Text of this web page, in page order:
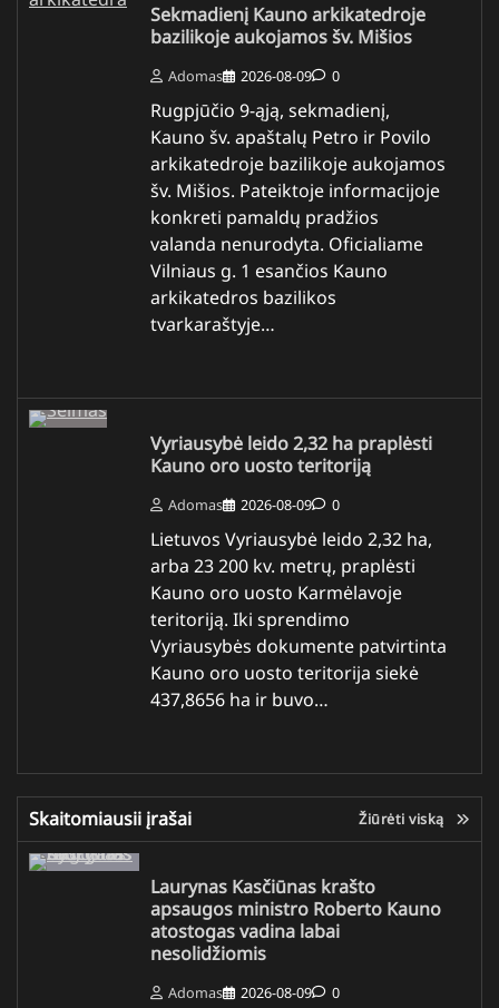
Sekmadienį Kauno arkikatedroje
bazilikoje aukojamos šv. Mišios
Adomas 2026-08-09 0
Rugpjūčio 9-ąją, sekmadienį,
Kauno šv. apaštalų Petro ir Povilo
arkikatedroje bazilikoje aukojamos
šv. Mišios. Pateiktoje informacijoje
konkreti pamaldų pradžios
valanda nenurodyta. Oficialiame
Vilniaus g. 1 esančios Kauno
arkikatedros bazilikos
tvarkaraštyje…
Vyriausybė leido 2,32 ha praplėsti
Kauno oro uosto teritoriją
Adomas 2026-08-09 0
Lietuvos Vyriausybė leido 2,32 ha,
arba 23 200 kv. metrų, praplėsti
Kauno oro uosto Karmėlavoje
teritoriją. Iki sprendimo
Vyriausybės dokumente patvirtinta
Kauno oro uosto teritorija siekė
437,8656 ha ir buvo…
Skaitomiausii įrašai Žiūrėti viską
Laurynas Kasčiūnas krašto
apsaugos ministro Roberto Kauno
atostogas vadina labai
nesolidžiomis
Adomas 2026-08-09 0